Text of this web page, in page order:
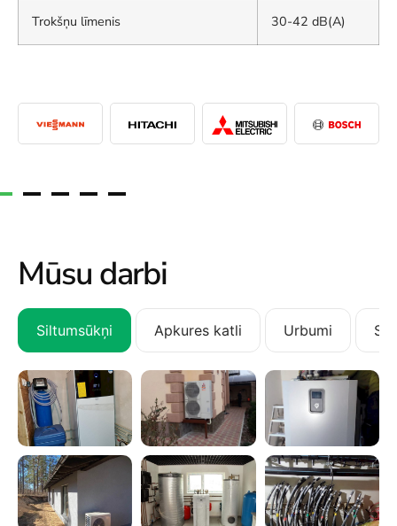
Trokšņu līmenis 30-42 dB(A)
Mūsu darbi
Siltumsūkņi Apkures katli Urbumi